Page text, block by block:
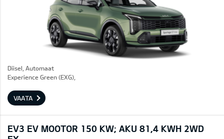
Diisel, Automaat
Experience Green (EXG),
VAATA
EV3 EV MOOTOR 150 KW; AKU 81,4 KWH 2WD